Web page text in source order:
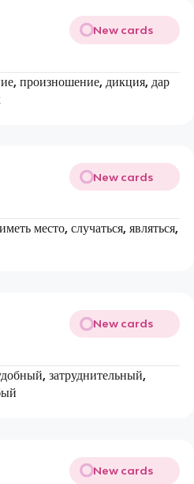
New cards
произношение, дикция, дар
New cards
место, случаться, являться,
New cards
затруднительный,
New cards